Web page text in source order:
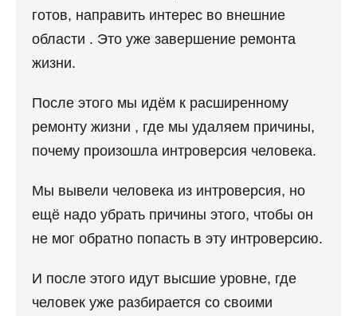
готов, направить интерес во внешние
области . Это уже завершение ремонта
жизни.
После этого мы идём к расширенному
ремонту жизни , где мы удаляем причины,
почему произошла интроверсия человека.
Мы вывели человека из интроверсия, но
ещё надо убрать причины этого, чтобы он
не мог обратно попасть в эту интроверсию.
И после этого идут высшие уровне, где
человек уже разбирается со своими